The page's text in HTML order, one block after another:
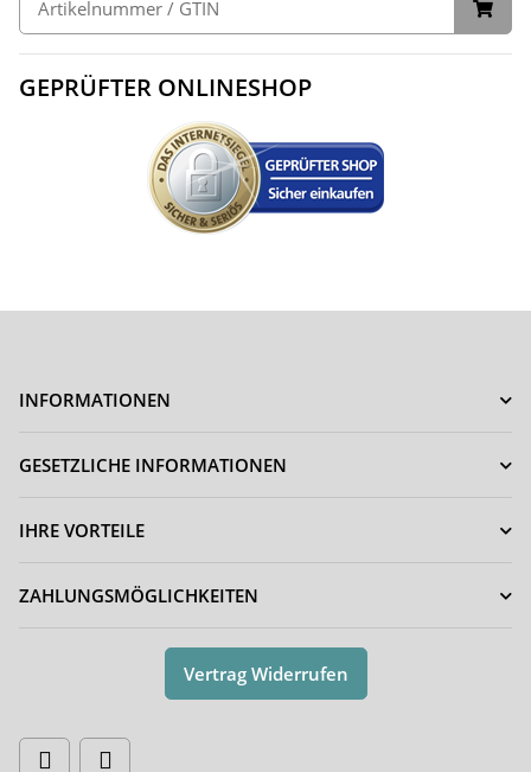
GEPRÜFTER ONLINESHOP
INFORMATIONEN
GESETZLICHE INFORMATIONEN
IHRE VORTEILE
ZAHLUNGSMÖGLICHKEITEN
Vertrag Widerrufen